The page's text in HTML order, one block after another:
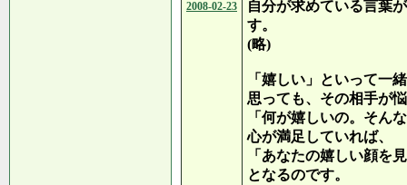
2008-02-23
自分が求めている言葉
す。
(略)
「嬉しい」といって一
思っても、その相手が
「何が嬉しいの。そん
心が満足していれば、
「あなたの嬉しい顔を
となるのです。